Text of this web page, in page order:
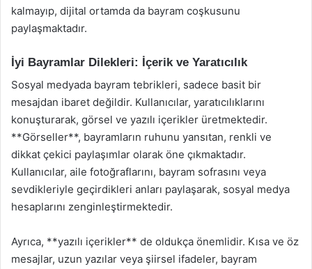
kalmayıp, dijital ortamda da bayram coşkusunu
paylaşmaktadır.
İyi Bayramlar Dilekleri: İçerik ve Yaratıcılık
Sosyal medyada bayram tebrikleri, sadece basit bir
mesajdan ibaret değildir. Kullanıcılar, yaratıcılıklarını
konuşturarak, görsel ve yazılı içerikler üretmektedir.
**Görseller**, bayramların ruhunu yansıtan, renkli ve
dikkat çekici paylaşımlar olarak öne çıkmaktadır.
Kullanıcılar, aile fotoğraflarını, bayram sofrasını veya
sevdikleriyle geçirdikleri anları paylaşarak, sosyal medya
hesaplarını zenginleştirmektedir.
Ayrıca, **yazılı içerikler** de oldukça önemlidir. Kısa ve öz
mesajlar, uzun yazılar veya şiirsel ifadeler, bayram